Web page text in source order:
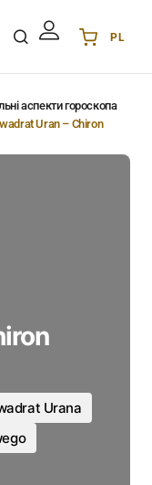
PL
English
Deutsch
Polski
аспекти гороскопа
Uran – Chiron
Urana